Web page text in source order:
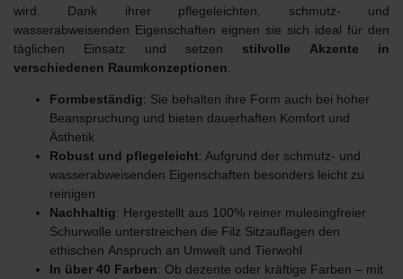
wird. Dank ihrer pflegeleichten, schmutz- und
wasserabweisenden Eigenschaften eignen sie sich ideal für den
täglichen Einsatz und setzen stilvolle Akzente in
verschiedenen Raumkonzeptionen
Formbeständig: Sie behalten ihre Form auch bei hoher
Beanspruchung und bieten dauerhaften Komfort und
Ästhetik
Robust und pflegeleicht: Aufgrund der schmutz- und
wasserabweisenden Eigenschaften besonders leicht zu
reinigen
Nachhaltig: Hergestellt aus 100% reiner mulesingfreier
Schurwolle unterstreichen die Filz Sitzauflagen den
ethischen Anspruch an Umwelt und Tierwohl
In über 40 Farben: Ob dezente oder kräftige Farben – mit